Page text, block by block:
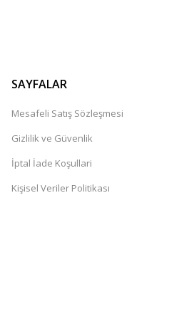
SAYFALAR
Mesafeli Satış Sözleşmesi
Gizlilik ve Güvenlik
İptal İade Koşullari
Kişisel Veriler Politikası